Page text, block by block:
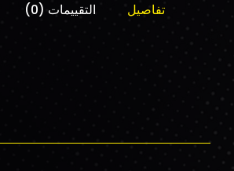
تفاصيل التقييمات (0)